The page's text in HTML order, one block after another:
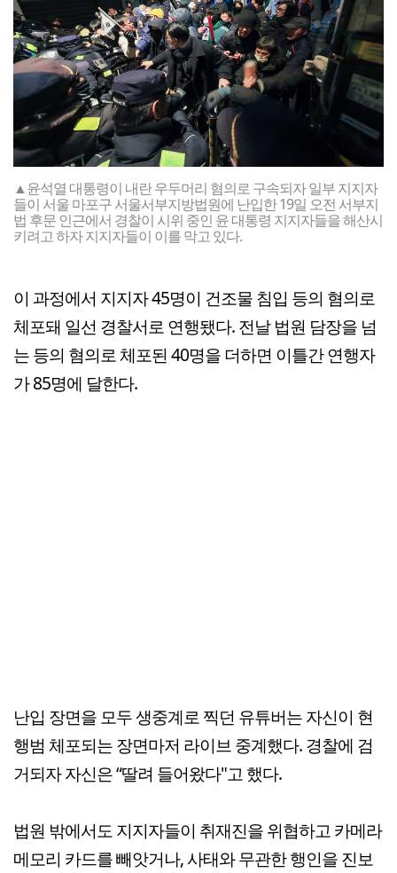
▲윤석열 대통령이 내란 우두머리 혐의로 구속되자 일부 지지자
들이 서울 마포구 서울서부지방법원에 난입한 19일 오전 서부지
법 후문 인근에서 경찰이 시위 중인 윤 대통령 지지자들을 해산시
키려고 하자 지지자들이 이를 막고 있다.
이 과정에서 지지자 45명이 건조물 침입 등의 혐의로
체포돼 일선 경찰서로 연행됐다. 전날 법원 담장을 넘
는 등의 혐의로 체포된 40명을 더하면 이틀간 연행자
가 85명에 달한다.
난입 장면을 모두 생중계로 찍던 유튜버는 자신이 현
행범 체포되는 장면마저 라이브 중계했다. 경찰에 검
거되자 자신은 “딸려 들어왔다"고 했다.
법원 밖에서도 지지자들이 취재진을 위협하고 카메라
메모리 카드를 빼앗거나, 사태와 무관한 행인을 진보